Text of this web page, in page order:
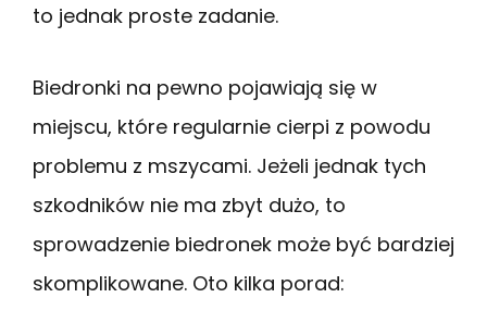
to jednak proste zadanie.
Biedronki na pewno pojawiają się w
miejscu, które regularnie cierpi z powodu
problemu z mszycami. Jeżeli jednak tych
szkodników nie ma zbyt dużo, to
sprowadzenie biedronek może być bardziej
skomplikowane. Oto kilka porad: